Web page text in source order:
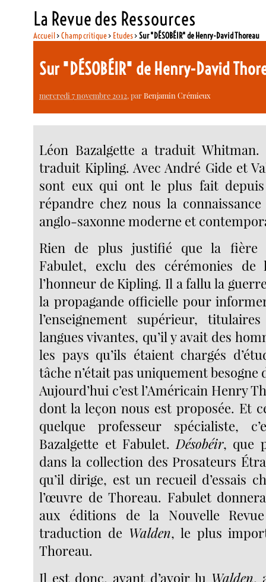
La Revue des Ressources
Accueil>Champ critique> Etudes>Sur "DÉSOBÉIR" de Henry-David Thoreau
Sur "DÉSOBÉIR" de Henry-David
mercredi 7 novembre 2012, parBenjamin Crémieux
Léon Bazalgette a traduit
traduit Kipling. Avec André Gide et
sont eux qui ont le plus fait
répandre chez nous la
anglo-saxonne moderne et
Rien de plus justifié que la fière
Fabulet, exclu des cérémonies de
l’honneur de Kipling. Il a fallu la
la propagande officielle pour
l’enseignement supérieur,
langues vivantes, qu’il y avait des
les pays qu’ils étaient chargés
tâche n’était pas uniquement
Aujourd’hui c’est l’Américain Henry
dont la leçon nous est proposée. Et
quelque professeur spécialiste,
Bazalgette et Fabulet.Désobéir, que
dans la collection des Prosateurs
qu’il dirige, est un recueil d’essais
l’œuvre de Thoreau. Fabulet
aux éditions de la Nouvelle
traduction de Walden, le plus
Thoreau.
Il est donc, avant d’avoir lu Walden,